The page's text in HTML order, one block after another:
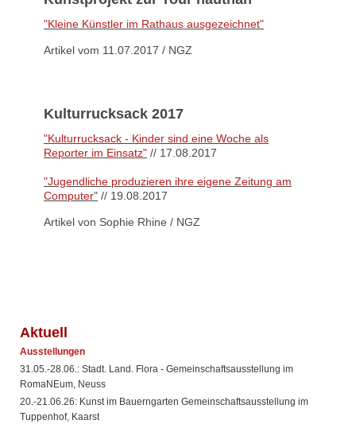
"Kleine Künstler im Rathaus ausgezeichnet"
Artikel vom 11.07.2017 / NGZ
Kulturrucksack 2017
"Kulturrucksack - Kinder sind eine Woche als
Reporter im Einsatz" // 17.08.2017
"Jugendliche produzieren ihre eigene Zeitung am
Computer" // 19.08.2017
Artikel von Sophie Rhine / NGZ
Aktuell
Ausstellungen
31.05.-28.06.: Stadt. Land. Flora - Gemeinschaftsausstellung im
RomaNEum, Neuss
20.-21.06.26: Kunst im Bauerngarten Gemeinschaftsausstellung im
Tuppenhof, Kaarst